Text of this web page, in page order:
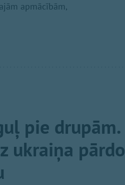
apmācībām,
pie drupām.
ukraiņa